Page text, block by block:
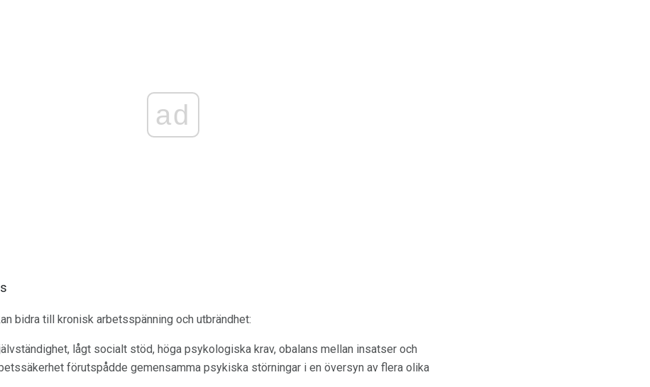
ad
bidra till kronisk arbetsspänning och utbrändhet:
lågt socialt stöd, höga psykologiska krav, obalans mellan insatser och
förutspådde gemensamma psykiska störningar i en översyn av flera olika